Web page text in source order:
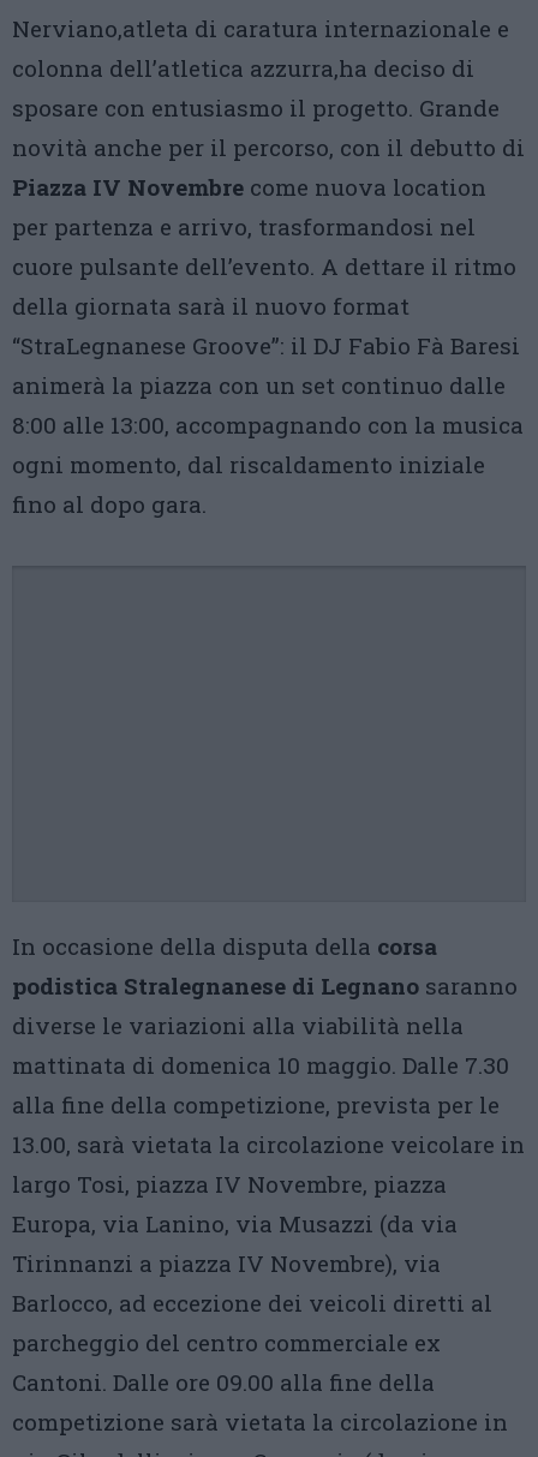
Nerviano,atleta di caratura internazionale e
colonna dell’atletica azzurra,ha deciso di
sposare con entusiasmo il progetto. Grande
novità anche per il percorso, con il debutto di
Piazza IV Novembre come nuova location
per partenza e arrivo, trasformandosi nel
cuore pulsante dell’evento. A dettare il ritmo
della giornata sarà il nuovo format
“StraLegnanese Groove”: il DJ Fabio Fà Baresi
animerà la piazza con un set continuo dalle
8:00 alle 13:00, accompagnando con la musica
ogni momento, dal riscaldamento iniziale
fino al dopo gara.
In occasione della disputa della corsa
podistica Stralegnanese di Legnano saranno
diverse le variazioni alla viabilità nella
mattinata di domenica 10 maggio. Dalle 7.30
alla fine della competizione, prevista per le
13.00, sarà vietata la circolazione veicolare in
largo Tosi, piazza IV Novembre, piazza
Europa, via Lanino, via Musazzi (da via
Tirinnanzi a piazza IV Novembre), via
Barlocco, ad eccezione dei veicoli diretti al
parcheggio del centro commerciale ex
Cantoni. Dalle ore 09.00 alla fine della
competizione sarà vietata la circolazione in